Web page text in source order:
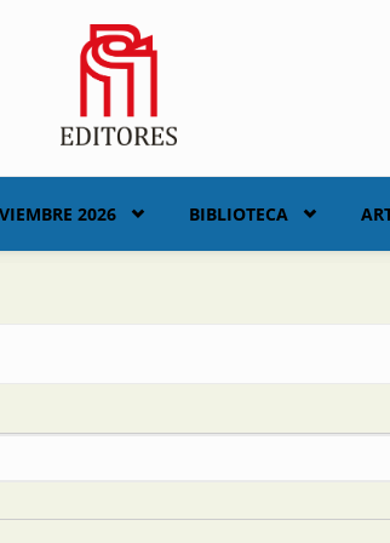
2026 BIBLIOTECA